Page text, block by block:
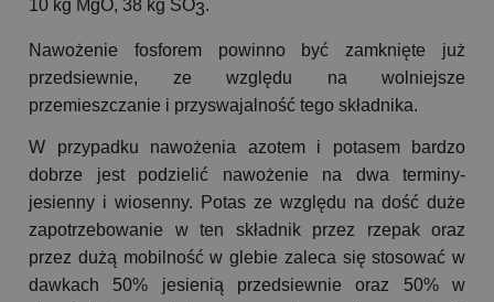
10 kg MgO, 38 kg SO3.
Nawożenie fosforem powinno być zamknięte już
przedsiewnie, ze względu na wolniejsze
przemieszczanie i przyswajalność tego składnika.
W przypadku nawożenia azotem i potasem bardzo
dobrze jest podzielić nawożenie na dwa terminy-
jesienny i wiosenny. Potas ze względu na dość duże
zapotrzebowanie w ten składnik przez rzepak oraz
przez dużą mobilność w glebie zaleca się stosować w
dawkach 50% jesienią przedsiewnie oraz 50% w